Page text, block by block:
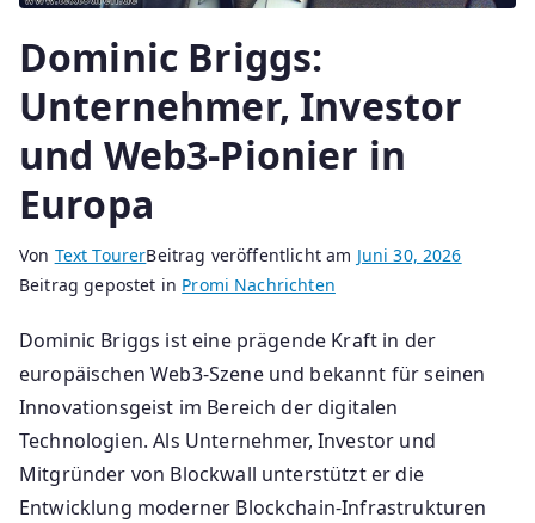
Dominic Briggs:
Unternehmer, Investor
und Web3-Pionier in
Europa
Von Text TourerBeitrag veröffentlicht am Juni 30, 2026
Beitrag gepostet in Promi Nachrichten
Dominic Briggs ist eine prägende Kraft in der
europäischen Web3-Szene und bekannt für seinen
Innovationsgeist im Bereich der digitalen
Technologien. Als Unternehmer, Investor und
Mitgründer von Blockwall unterstützt er die
Entwicklung moderner Blockchain-Infrastrukturen